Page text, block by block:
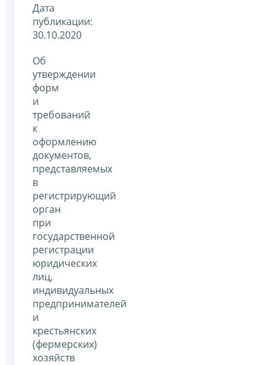
Дата
публикации:
30.10.2020
Об
утверждении
форм
и
требований
к
оформлению
документов,
представляемых
в
регистрирующий
орган
при
государственной
регистрации
юридических
лиц,
индивидуальных
предпринимателей
и
крестьянских
(фермерских)
хозяйств